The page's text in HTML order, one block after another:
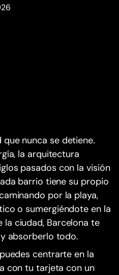
nunca se detiene.
la arquitectura
pasados con la visión
barrio tiene su propio
por la playa,
o sumergiéndote en la
ciudad, Barcelona te
absorberlo todo.
centrarte en la
con tu tarjeta con un